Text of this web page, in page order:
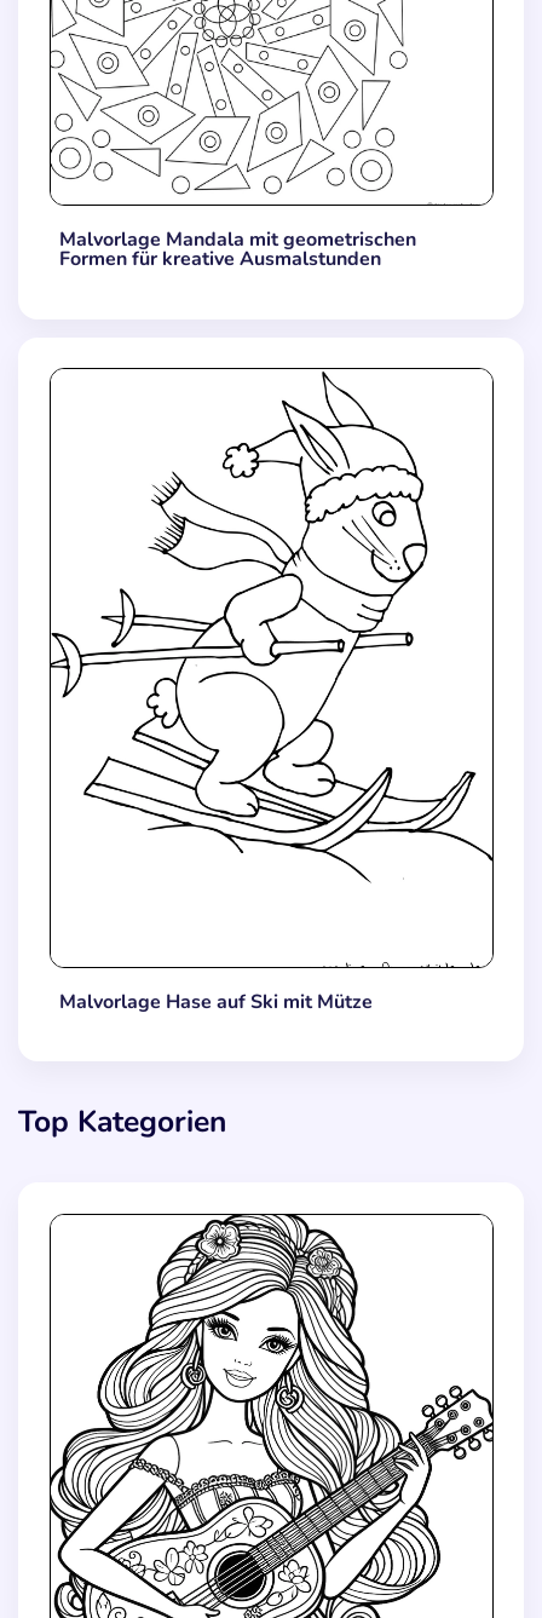
Malvorlage Mandala mit geometrischen
Formen für kreative Ausmalstunden
Malvorlage Hase auf Ski mit Mütze
Top Kategorien